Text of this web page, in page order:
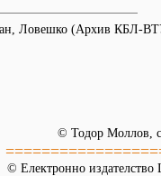
Ловешко (Архив КБЛ-
© Тодор Моллов,
© Електронно издателство